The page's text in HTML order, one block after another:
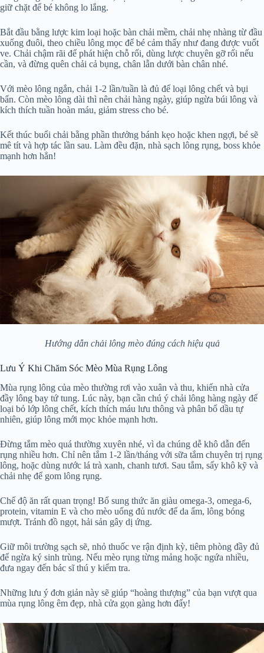
giữ chặt để bé không lo lắng.
Bắt đầu bằng lược kim loại hoặc bàn chải mềm, chải nhẹ nhàng từ đầu
xuống đuôi, theo chiều lông mọc để bé cảm thấy như đang được vuốt
ve. Chải chậm rãi để phát hiện chỗ rối, dùng lược chuyên gỡ rối nếu
cần, và đừng quên chải cả bụng, chân lẫn dưới bàn chân nhé.
Với mèo lông ngắn, chải 1-2 lần/tuần là đủ để loại lông chết và bụi
bẩn. Còn mèo lông dài thì nên chải hàng ngày, giúp ngừa búi lông và
kích thích tuần hoàn máu, giảm stress cho bé.
Kết thúc buổi chải bằng phần thưởng bánh kẹo hoặc khen ngợi, bé sẽ
mê tít và hợp tác lần sau. Làm đều đặn, nhà sạch lông rụng, boss khỏe
mạnh hơn hẳn!
Hướng dẫn chải lông mèo đúng cách hiệu quả
Lưu Ý Khi Chăm Sóc Mèo Mùa Rụng Lông
Mùa rụng lông của mèo thường rơi vào xuân và thu, khiến nhà cửa
đầy lông bay tứ tung. Lúc này, bạn cần chú ý chải lông hàng ngày để
loại bỏ lớp lông chết, kích thích máu lưu thông và phân bổ dầu tự
nhiên, giúp lông mới mọc khỏe mạnh hơn.
Đừng tắm mèo quá thường xuyên nhé, vì da chúng dễ khô dẫn đến
rụng nhiều hơn. Chỉ nên tắm 1-2 lần/tháng với sữa tắm chuyên trị rụng
lông, hoặc dùng nước lá trà xanh, chanh tươi. Sau tắm, sấy khô kỹ và
chải nhẹ để gom lông rụng.
Chế độ ăn rất quan trọng! Bổ sung thức ăn giàu omega-3, omega-6,
protein, vitamin E và cho mèo uống đủ nước để da ẩm, lông bóng
mượt. Tránh đồ ngọt, hải sản gây dị ứng.
Giữ môi trường sạch sẽ, nhỏ thuốc ve rận định kỳ, tiêm phòng đầy đủ
để ngừa ký sinh trùng. Nếu mèo rụng từng mảng hoặc ngứa nhiều,
đưa ngay đến bác sĩ thú y kiểm tra.
Những lưu ý đơn giản này sẽ giúp “hoàng thượng” của bạn vượt qua
mùa rụng lông êm đẹp, nhà cửa gọn gàng hơn đấy!